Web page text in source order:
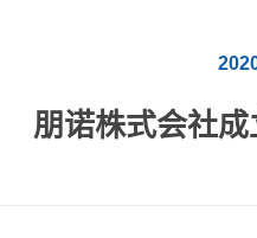
朋诺株式会社